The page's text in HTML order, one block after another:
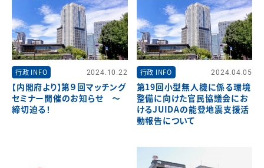
行政 INFO 2024.10.22
【内閣府より】第９回マッチング
セミナー開催のお知らせ ～
締切迫る！
行政 INFO 2024.04.05
第19回小型無人機に係る環境
整備に向けた官民協議会にお
けるJUIDAの能登地震支援活
動報告について